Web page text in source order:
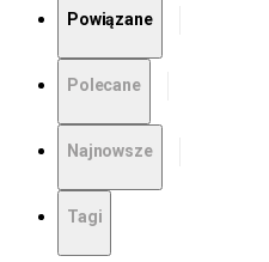
Powiązane
Polecane
Najnowsze
Tagi